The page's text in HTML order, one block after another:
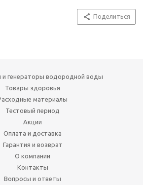
Поделиться
и генераторы водородной воды
Товары здоровья
материалы
Тестовый период
Акции
Оплата и доставка
Гарантия и возврат
О компании
Контакты
Вопросы и ответы